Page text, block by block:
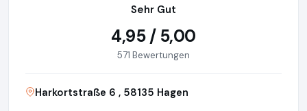
Sehr Gut
4,95 / 5,00
571 Bewertungen
Harkortstraße 6 , 58135 Hagen